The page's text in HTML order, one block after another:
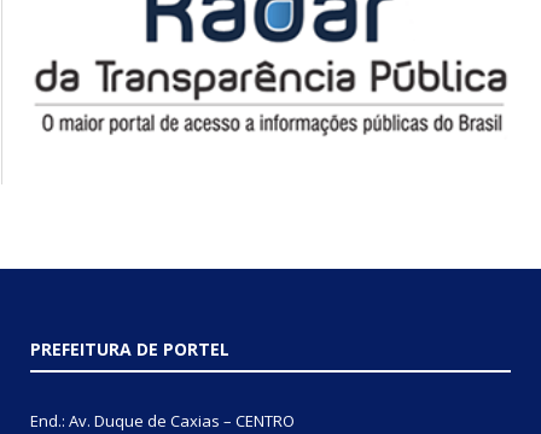
PREFEITURA DE PORTEL
End.: Av. Duque de Caxias – CENTRO